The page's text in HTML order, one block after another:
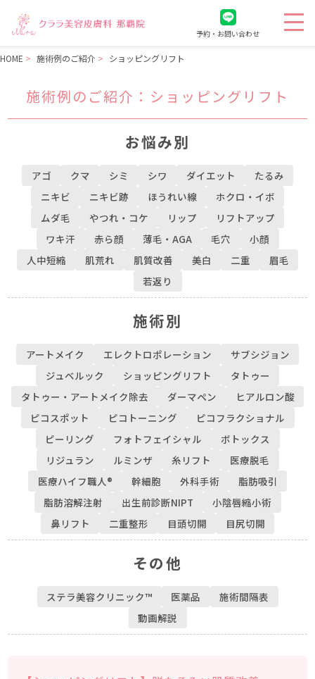
予約・お問い合わせ
HOME 施術例のご紹介 ショッピングリフト
施術例のご紹介 ：ショッピングリフト
お悩み別
アゴ クマ シミ シワ ダイエット
たるみ
ニキビ
ニキビ跡 ほうれい線
ホクロ・イボ
ムダ毛
やつれ・コケ リップ
リフトアップ
ワキ汗
赤ら顔 薄毛・AGA 毛穴
小顔
人中短縮
肌荒れ 肌質改善 美白 二重
眉毛
若返り
施術別
アートメイク エレクトロポレーション
サブシジョン
ジュベルック
ショッピングリフト
タトゥー
タトゥー・アートメイク除去
ダーマペン
ヒアルロン酸
ピコスポット
ピコトーニング
ピコフラクショナル
ピーリング
フォトフェイシャル
ボトックス
リジュラン
ルミンザ 糸リフト
医療脱毛
医療ハイフ職人®
幹細胞 外科手術
脂肪吸引
脂肪溶解注射
出生前診断NIPT
小陰唇縮小術
鼻リフト
二重整形 目頭切開 目尻切開
その他
ステラ美容クリニック™︎ 医薬品
施術間隔表
動画解説